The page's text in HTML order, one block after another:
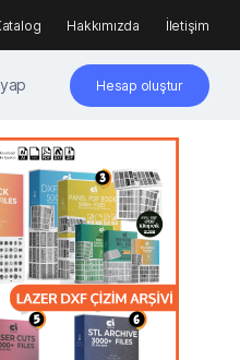
Hakkımızda İletişim
Hesap oluştur